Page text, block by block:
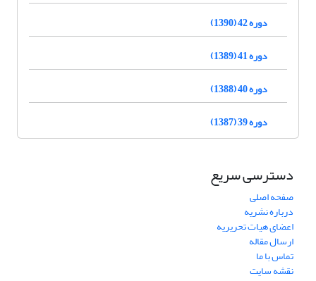
دوره 42 (1390)
دوره 41 (1389)
دوره 40 (1388)
دوره 39 (1387)
دسترسی سریع
صفحه اصلی
درباره نشریه
اعضای هیات تحریریه
ارسال مقاله
تماس با ما
نقشه سایت